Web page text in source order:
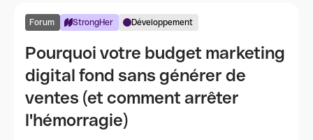
Forum StrongHer Développement
Pourquoi votre budget marketing
digital fond sans générer de
ventes (et comment arrêter
l'hémorragie)